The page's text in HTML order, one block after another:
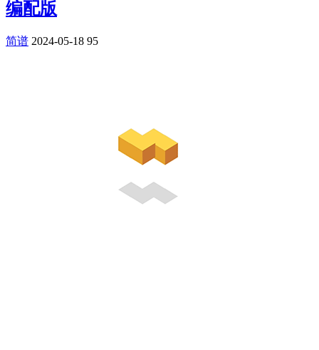
编配版
简谱 2024-05-18 95